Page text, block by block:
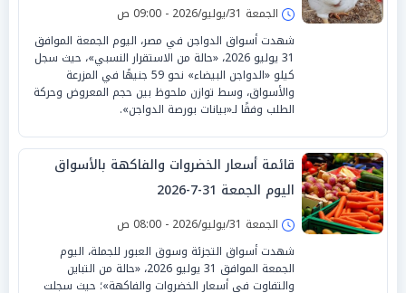
الجمعة 31/يوليو/2026 - 09:00 ص
شهدت أسواق الدواجن في مصر، اليوم الجمعة الموافق
31 يوليو 2026، «حالة من الاستقرار النسبي»، حيث سجل
كيلو «الدواجن البيضاء» نحو 59 جنيهًا في المزرعة
والأسواق، وسط توازن ملحوظ بين حجم المعروض وحركة
الطلب وفقًا لـ«بيانات بورصة الدواجن».
قائمة أسعار الخضروات والفاكهة بالأسواق
اليوم الجمعة 31-7-2026
الجمعة 31/يوليو/2026 - 08:00 ص
شهدت أسواق التجزئة وسوق العبور للجملة، اليوم
الجمعة الموافق 31 يوليو 2026، «حالة من التباين
والتفاوت في أسعار الخضروات والفاكهة»؛ حيث سجلت